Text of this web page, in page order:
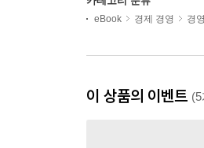
eBook 경제 경영 경영
이 상품의 이벤트